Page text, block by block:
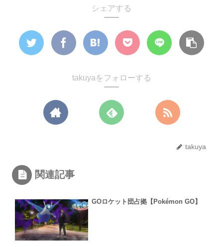
シェアする
takuyaをフォローする
takuya
関連記事
GOロケット団占拠【Pokémon GO】